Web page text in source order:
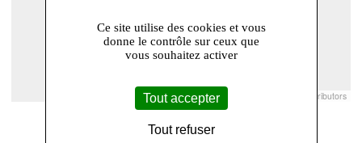
© Openstreetmap France | © contributors
Ce site utilise des cookies et vous
donne le contrôle sur ceux que
vous souhaitez activer
Tout accepter
Tout refuser